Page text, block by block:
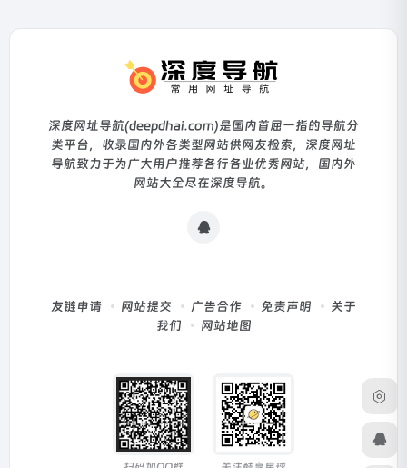
深度网址导航(deepdhai.com)是国内首屈一指的导航分
类平台，收录国内外各类型网站供网友检索，深度网址
导航致力于为广大用户推荐各行各业优秀网站，国内外
网站大全尽在深度导航。
友链申请 网站提交 广告合作 免责声明
关于
我们
网站地图